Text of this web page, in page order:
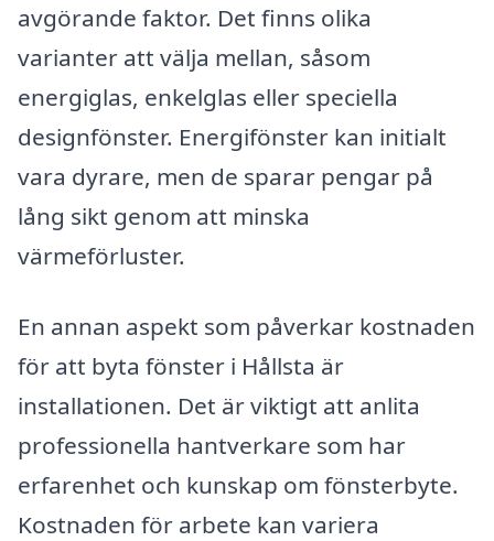
avgörande faktor. Det finns olika
varianter att välja mellan, såsom
energiglas, enkelglas eller speciella
designfönster. Energifönster kan initialt
vara dyrare, men de sparar pengar på
lång sikt genom att minska
värmeförluster.
En annan aspekt som påverkar kostnaden
för att byta fönster i Hållsta är
installationen. Det är viktigt att anlita
professionella hantverkare som har
erfarenhet och kunskap om fönsterbyte.
Kostnaden för arbete kan variera